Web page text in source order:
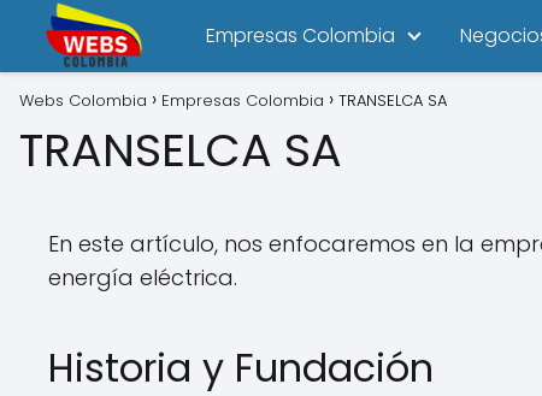
Empresas Colombia
Webs Colombia Empresas Colombia TRANSELCA SA
TRANSELCA SA
En este artículo, nos enfocaremos en la
energía eléctrica.
Historia y Fundación